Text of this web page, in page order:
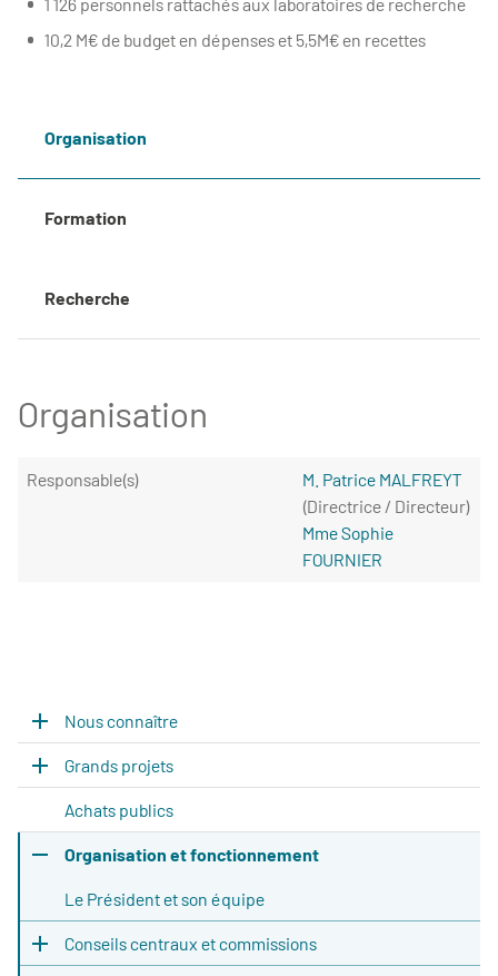
10,2 M€ de budget en dépenses et 5,5M€ en recettes
Organisation
Formation
Recherche
Organisation
Responsable(s)
M. Patrice MALFREYT
(Directrice / Directeur)
Mme Sophie
FOURNIER
Nous connaître
Grands projets
Achats publics
Organisation et fonctionnement
Le Président et son équipe
Conseils centraux et commissions